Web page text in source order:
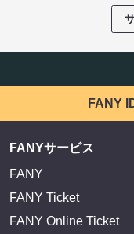
FANY
FANYサービス
FANY
FANY Ticket
FANY Online Ticket